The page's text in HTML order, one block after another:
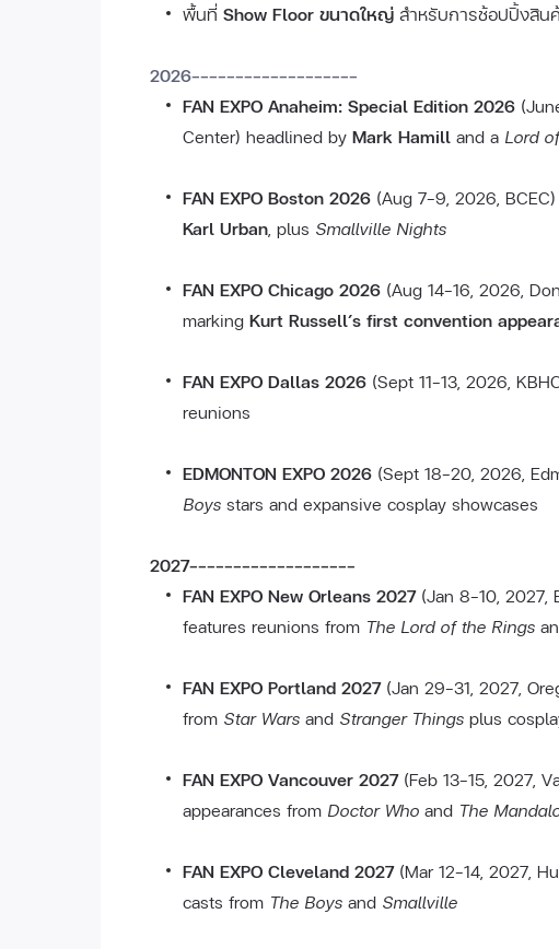
พื้นที่ Show Floor ขนาดใหญ่ สำหรับการช้อปปิ้งสิน
2026-------------------
FAN EXPO Anaheim: Special Edition 2026
Center) headlined by Mark Hamill and a Lord
FAN EXPO Boston 2026 (Aug 7–9, 2026,
Karl Urban, plus Smallville Nights
FAN EXPO Chicago 2026 (Aug 14–16, 2026,
marking Kurt Russell’s first convention
FAN EXPO Dallas 2026 (Sept 11–13, 2026,
reunions
EDMONTON EXPO 2026 (Sept 18–20, 2026,
Boys stars and expansive cosplay showcases
2027-------------------
FAN EXPO New Orleans 2027(Jan 8–10, 2027,
features reunions from The Lord of the Rings
FAN EXPO Portland 2027(Jan 29–31, 2027,
from Star Wars and Stranger Things plus
FAN EXPO Vancouver 2027(Feb 13–15, 2027,
appearances from Doctor Who and The
FAN EXPO Cleveland 2027(Mar 12–14, 2027,
casts from The Boys and Smallville